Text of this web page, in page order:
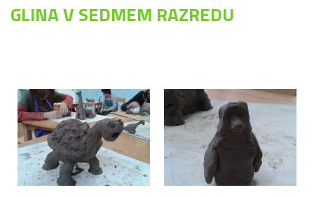
GLINA V SEDMEM RAZREDU